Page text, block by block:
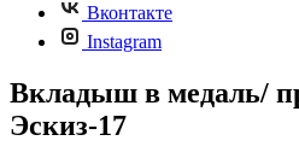
Вконтакте
Instagram
Вкладыш в медаль/
Эскиз-17